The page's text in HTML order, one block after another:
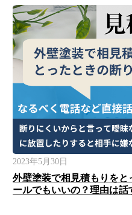
2023年5月30日
外壁塗装で相見積もりを
ールでもいいの？理由は話